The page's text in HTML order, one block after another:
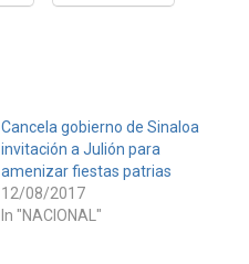
Cancela gobierno de Sinaloa
invitación a Julión para
amenizar fiestas patrias
12/08/2017
In "NACIONAL"